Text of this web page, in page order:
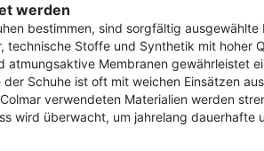
werden
bestimmen, sind sorgfältig ausgewählte
Stoffe und Synthetik mit hoher
Membranen gewährleistet
Schuhe ist oft mit weichen Einsätzen
verwendeten Materialien werden
wird überwacht, um jahrelang dauerhafte